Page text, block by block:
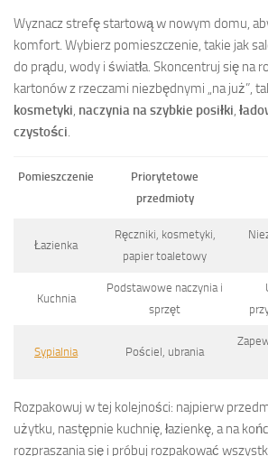
Wyznacz strefę startową w nowym domu,
komfort. Wybierz pomieszczenie, takie jak
do prądu, wody i światła. Skoncentruj się na
kartonów z rzeczami niezbędnymi „na już”,
kosmetyki naczynia na szybkie posiłki
czystości
Pomieszczenie
Priorytetowe
przedmioty
Łazienka
Ręczniki, kosmetyki,
papier toaletowy
Kuchnia
Podstawowe naczynia i
sprzęt
Sypialnia Pościel, ubrania
Rozpakowuj w tej kolejności: najpierw
użytku, następnie kuchnię, łazienkę, a na
rozpraszania się i próbuj rozpakować